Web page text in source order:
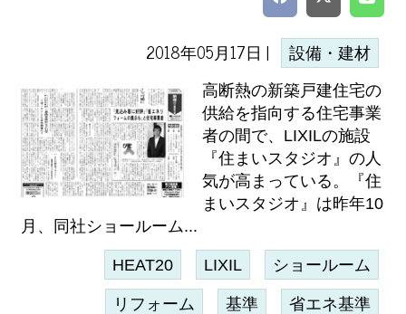
2018年05月17日 | 設備・建材
高断熱の新築戸建住宅の
供給を指向する住宅事業
者の間で、LIXILの施設
『住まいスタジオ』の人
気が高まっている。『住
まいスタジオ』は昨年10
月、同社ショールーム...
HEAT20 LIXIL ショールーム
リフォーム 基準 省エネ基準